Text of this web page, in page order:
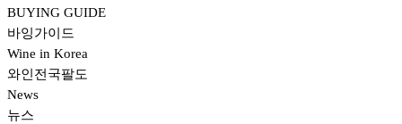
BUYING GUIDE
바잉가이드
Wine in Korea
와인전국팔도
News
뉴스